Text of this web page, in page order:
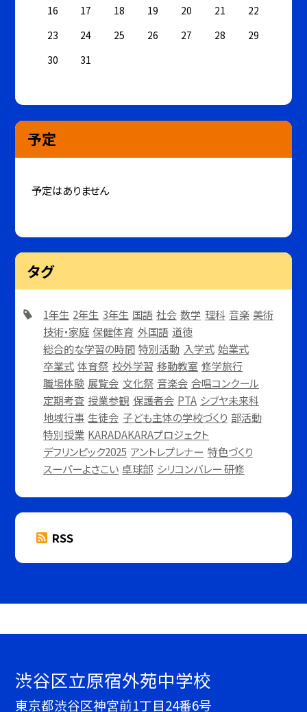
16
17 18 19 20 21
22
23
24 25 26 27 28
29
30
31
予定
予定はありません
タグ
1年生 2年生 3年生 国語 社会 数学 理科 音楽 美術
技術・家庭 保健体育 外国語 道徳
総合的な学習の時間 特別活動 入学式 始業式
卒業式 体育祭 校外学習 移動教室 修学旅行
職場体験 展覧会 文化祭 音楽会 合唱コンクール
定期考査 授業参観 保護者会 PTA シブヤ未来科
地域行事 生徒会 子ども主体の学校づくり 部活動
特別授業 KARADAKARAプロジェクト
デフリンピック2025 アントレプレナー 特色づくり
スーパーよさこい 卓球部 シリコンバレー 研修
RSS
渋谷区立原宿外苑中学校
東京都渋谷区神宮前1丁目24番6号